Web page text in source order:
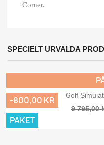
Corner.
SPECIELT URVALDA
Golf
9 795,00
-800,00 KR
PAKET